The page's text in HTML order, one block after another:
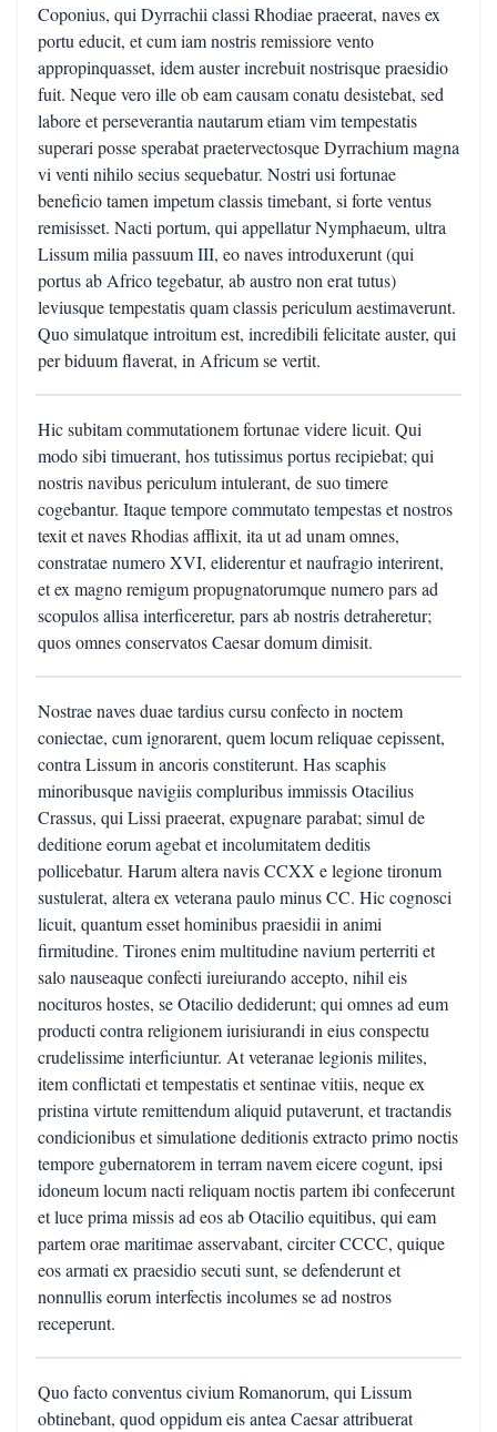
Coponius, qui Dyrrachii classi Rhodiae praeerat, naves ex
portu educit, et cum iam nostris remissiore vento
appropinquasset, idem auster increbuit nostrisque praesidio
fuit. Neque vero ille ob eam causam conatu desistebat, sed
labore et perseverantia nautarum etiam vim tempestatis
superari posse sperabat praetervectosque Dyrrachium magna
vi venti nihilo secius sequebatur. Nostri usi fortunae
beneficio tamen impetum classis timebant, si forte ventus
remisisset. Nacti portum, qui appellatur Nymphaeum, ultra
Lissum milia passuum III, eo naves introduxerunt (qui
portus ab Africo tegebatur, ab austro non erat tutus)
leviusque tempestatis quam classis periculum aestimaverunt.
Quo simulatque introitum est, incredibili felicitate auster, qui
per biduum flaverat, in Africum se vertit.
Hic subitam commutationem fortunae videre licuit. Qui
modo sibi timuerant, hos tutissimus portus recipiebat; qui
nostris navibus periculum intulerant, de suo timere
cogebantur. Itaque tempore commutato tempestas et nostros
texit et naves Rhodias afflixit, ita ut ad unam omnes,
constratae numero XVI, eliderentur et naufragio interirent,
et ex magno remigum propugnatorumque numero pars ad
scopulos allisa interficeretur, pars ab nostris detraheretur;
quos omnes conservatos Caesar domum dimisit.
Nostrae naves duae tardius cursu confecto in noctem
coniectae, cum ignorarent, quem locum reliquae cepissent,
contra Lissum in ancoris constiterunt. Has scaphis
minoribusque navigiis compluribus immissis Otacilius
Crassus, qui Lissi praeerat, expugnare parabat; simul de
deditione eorum agebat et incolumitatem deditis
pollicebatur. Harum altera navis CCXX e legione tironum
sustulerat, altera ex veterana paulo minus CC. Hic cognosci
licuit, quantum esset hominibus praesidii in animi
firmitudine. Tirones enim multitudine navium perterriti et
salo nauseaque confecti iureiurando accepto, nihil eis
nocituros hostes, se Otacilio dediderunt; qui omnes ad eum
producti contra religionem iurisiurandi in eius conspectu
crudelissime interficiuntur. At veteranae legionis milites,
item conflictati et tempestatis et sentinae vitiis, neque ex
pristina virtute remittendum aliquid putaverunt, et tractandis
condicionibus et simulatione deditionis extracto primo noctis
tempore gubernatorem in terram navem eicere cogunt, ipsi
idoneum locum nacti reliquam noctis partem ibi confecerunt
et luce prima missis ad eos ab Otacilio equitibus, qui eam
partem orae maritimae asservabant, circiter CCCC, quique
eos armati ex praesidio secuti sunt, se defenderunt et
nonnullis eorum interfectis incolumes se ad nostros
receperunt.
Quo facto conventus civium Romanorum, qui Lissum
obtinebant, quod oppidum eis antea Caesar attribuerat